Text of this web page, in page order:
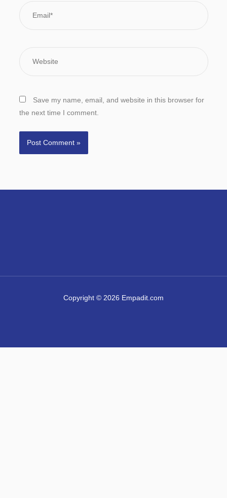
Save my name, email, and website in this browser for
the next time I comment.
Copyright © 2026 Empadit.com